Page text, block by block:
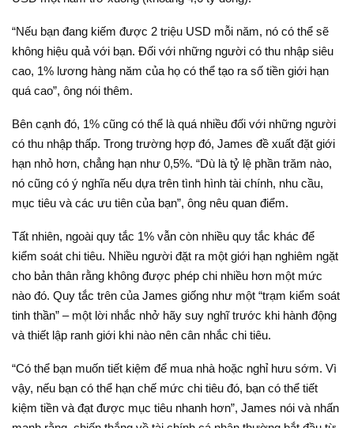
“Nếu bạn đang kiếm được 2 triệu USD mỗi năm, nó có thể sẽ
không hiệu quả với bạn. Đối với những người có thu nhập siêu
cao, 1% lương hàng năm của họ có thể tạo ra số tiền giới hạn
quá cao”, ông nói thêm.
Bên cạnh đó, 1% cũng có thể là quá nhiều đối với những người
có thu nhập thấp. Trong trường hợp đó, James đề xuất đặt giới
hạn nhỏ hơn, chẳng hạn như 0,5%. “Dù là tỷ lệ phần trăm nào,
nó cũng có ý nghĩa nếu dựa trên tình hình tài chính, nhu cầu,
mục tiêu và các ưu tiên của bạn”, ông nêu quan điểm.
Tất nhiên, ngoài quy tắc 1% vẫn còn nhiều quy tắc khác để
kiểm soát chi tiêu. Nhiều người đặt ra một giới hạn nghiêm ngặt
cho bản thân rằng không được phép chi nhiều hơn một mức
nào đó. Quy tắc trên của James giống như một “trạm kiểm soát
tinh thần” – một lời nhắc nhở hãy suy nghĩ trước khi hành động
và thiết lập ranh giới khi nào nên cân nhắc chi tiêu.
“Có thể bạn muốn tiết kiệm để mua nhà hoặc nghỉ hưu sớm. Vì
vậy, nếu bạn có thể hạn chế mức chi tiêu đó, bạn có thể tiết
kiệm tiền và đạt được mục tiêu nhanh hơn”, James nói và nhấn